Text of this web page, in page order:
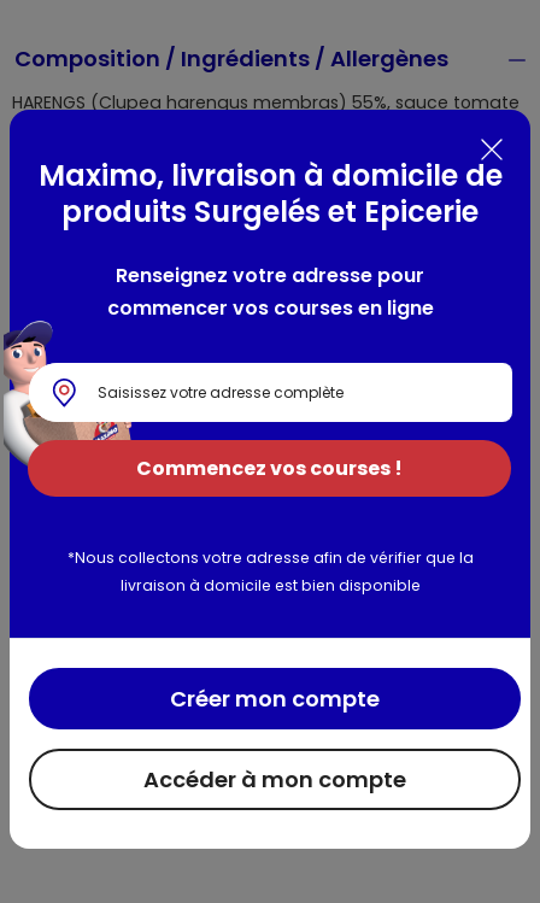
Utilisation et conservation
Composition / Ingrédients / Allergènes
HARENGS (Clupea harengus membras) 55%, sauce tomate
(eau, vinaigre d'alcool, MOUTARDE blanche, sucre, sel,
épices), amidon modifié, huile végétale (A : colza ou B :
tournesol - voir mention à côté du numéro de lot), sel,
d'acidité : acide acétique et acide citrique ; épices, arôme
Allergènes :
poisson
Informations complémentaires
Maximo, livraison à domicile de
produits Surgelés et Epicerie
Renseignez votre adresse pour
commencer vos courses en ligne
Commencez vos courses !
*Nous collectons votre adresse afin de vérifier que la
livraison à domicile est bien disponible
Accéder à mon compte
Créer mon compte